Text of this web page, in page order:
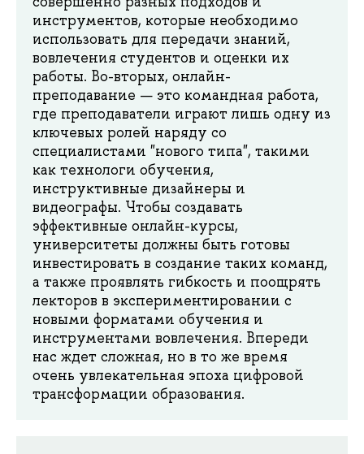
инструментов, которые необходимо
использовать для передачи знаний,
вовлечения студентов и оценки их
работы. Во-вторых, онлайн-
преподавание — это командная работа,
где преподаватели играют лишь одну из
ключевых ролей наряду со
специалистами "нового типа", такими
как технологи обучения,
инструктивные дизайнеры и
видеографы. Чтобы создавать
эффективные онлайн-курсы,
университеты должны быть готовы
инвестировать в создание таких команд,
а также проявлять гибкость и поощрять
лекторов в экспериментировании с
новыми форматами обучения и
инструментами вовлечения. Впереди
нас ждет сложная, но в то же время
очень увлекательная эпоха цифровой
трансформации образования.